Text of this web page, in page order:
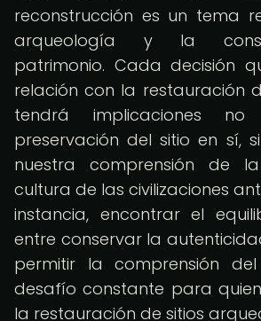
reconstrucción es un tema
arqueología y la
patrimonio. Cada decisión
relación con la restauración
tendrá implicaciones
preservación del sitio en sí,
nuestra comprensión de
cultura de las civilizaciones
instancia, encontrar el
entre conservar la
permitir la comprensión
desafío constante para
la restauración de sitios